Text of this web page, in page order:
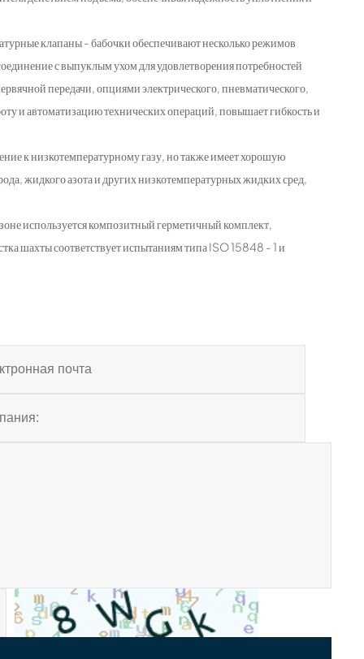
клапаны - бабочки обеспечивают несколько режимов
с выпуклым ухом для удовлетворения потребностей
передачи, опциями электрического, пневматического,
и автоматизацию технических операций, повышает гибкость и
к низкотемпературному газу, но также имеет хорошую
жидкого азота и других низкотемпературных жидких сред,
используется композитный герметичный комплект,
шахты соответствует испытаниям типа ISO 15848 - 1 и